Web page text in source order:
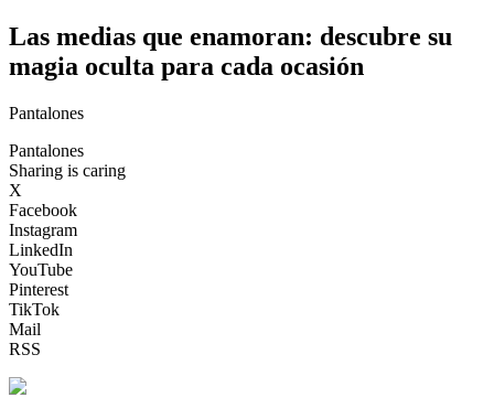
Las medias que enamoran: descubre su
magia oculta para cada ocasión
Pantalones
Pantalones
Sharing is caring
X
Facebook
Instagram
LinkedIn
YouTube
Pinterest
TikTok
Mail
RSS